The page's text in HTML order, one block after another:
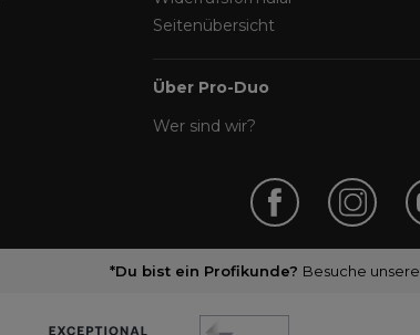
Seitenübersicht
Über Pro-Duo
Wer sind wir?
*Du bist ein Profikunde? Besuche unsere